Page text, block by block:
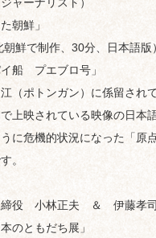
朝鮮」
作、30分、日本語版
プエブロ号」
ガン）に係留されて
いる映像の日本語版
状況になった「原点
林正夫 ＆ 伊藤孝司
ともだち展」